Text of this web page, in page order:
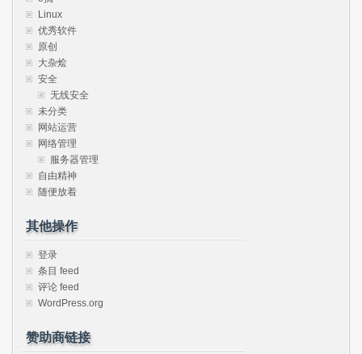
Linux
优秀软件
原创
大杂烩
安全
无线安全
未分类
网站运营
网络管理
服务器管理
自由精神
随便放着
其他操作
登录
条目 feed
评论 feed
WordPress.org
赞助商链接